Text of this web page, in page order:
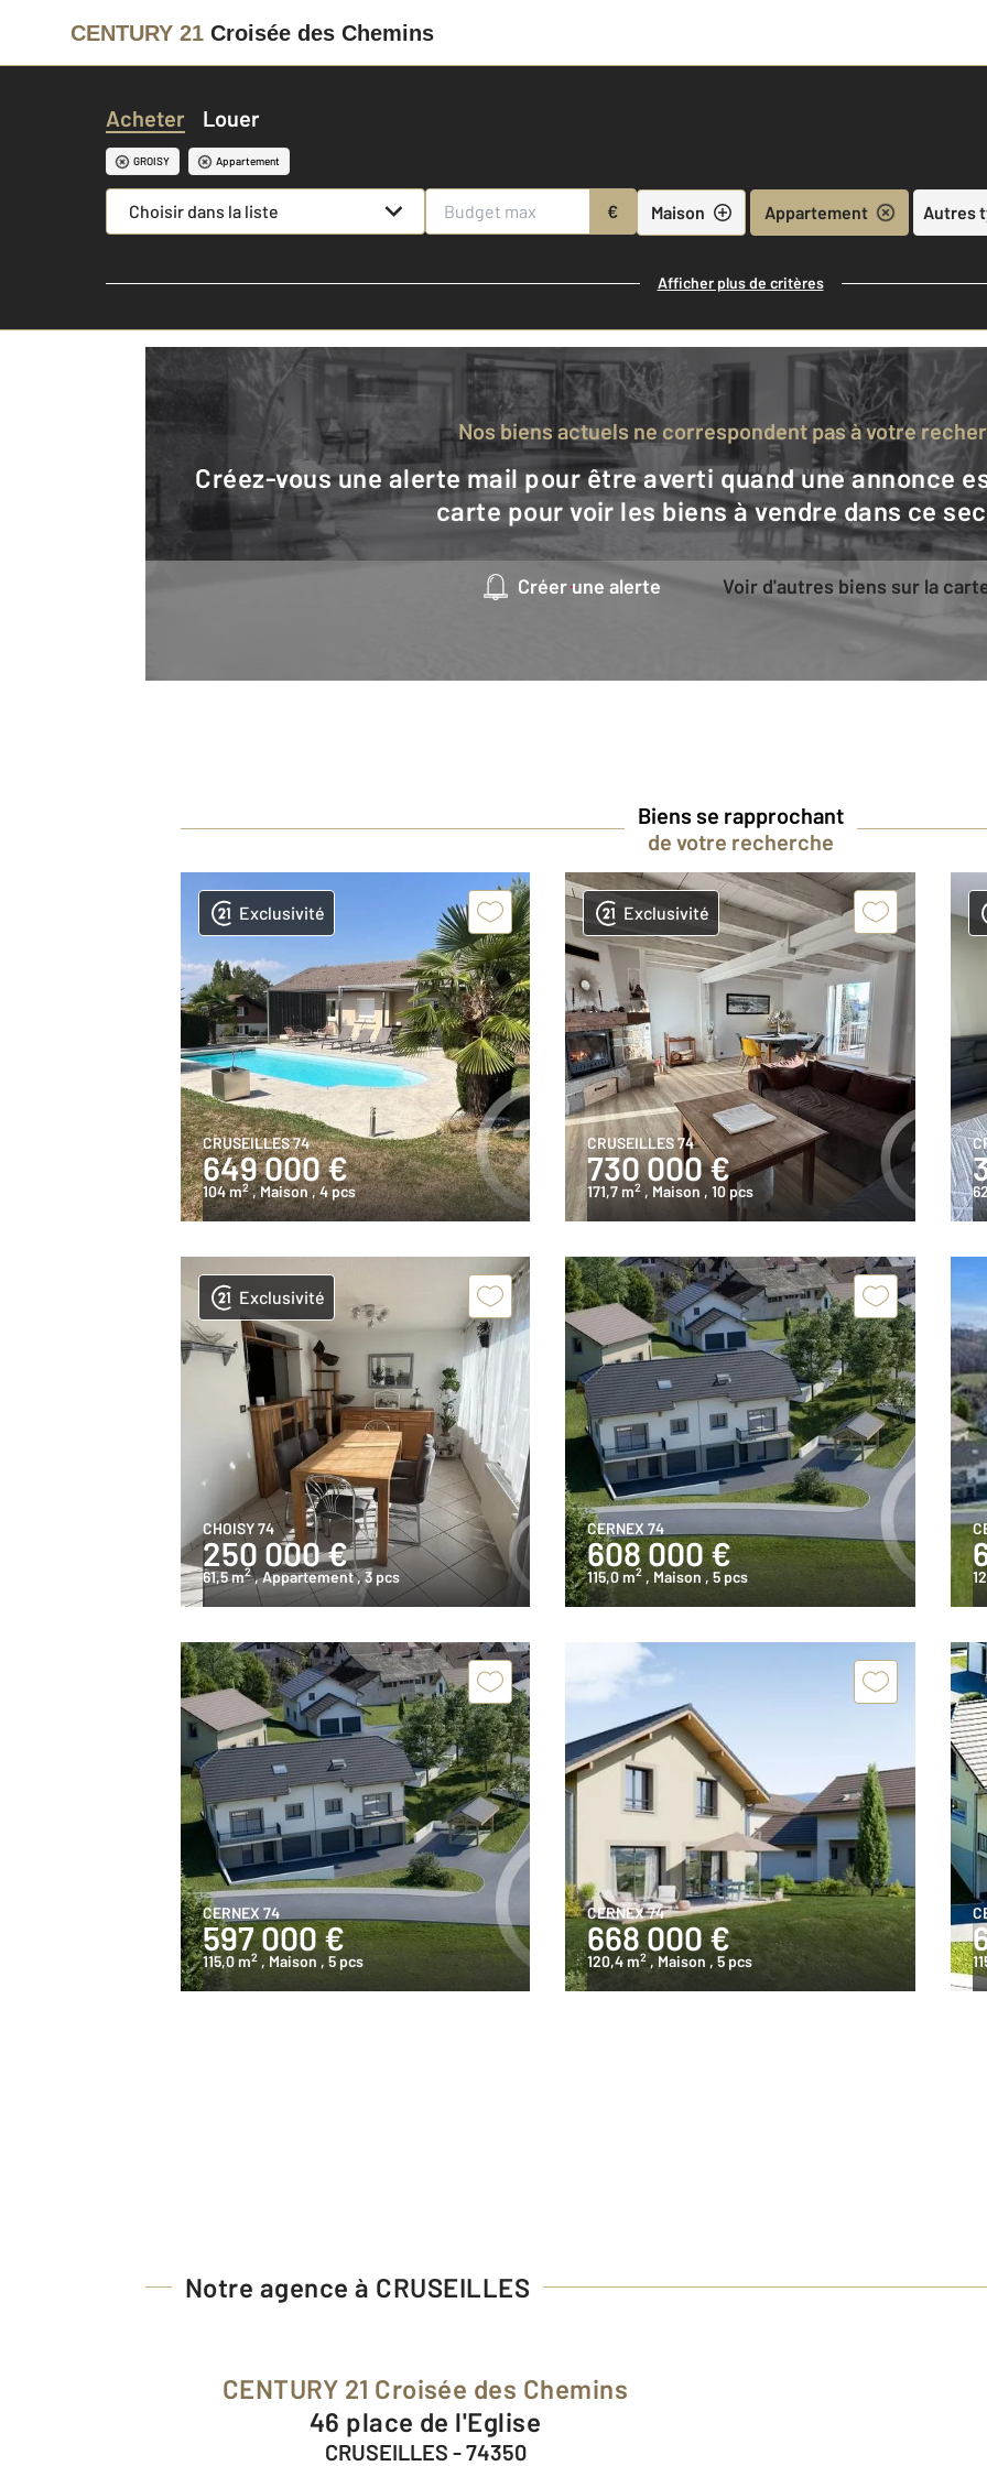
CENTURY 21 Croisée des Chemins
Acheter Louer
GROISY Appartement
Choisir dans la liste € Maison Appartement Autres
Afficher plus de critères
Nos biens actuels ne correspondent pas à votre
Créez-vous une alerte mail pour être averti quand une annonce est en ligne et consultez la
carte pour voir les biens à vendre dans ce
Créer une alerte Voir d'autres biens sur la
Biens se rapprochant
de votre recherche
Exclusivité
CRUSEILLES 74
649 000 €
104 m2 , Maison, 4 pcs
Exclusivité
CRUSEILLES 74
730 000 €
171,7 m2 , Maison , 10 pcs
Exclusivité
CHOISY 74
250 000 €
61,5 m2 , Appartement, 3 pcs
CERNEX 74
608 000 €
115,0 m2 , Maison , 5 pcs
CERNEX 74
597 000 €
115,0 m2 , Maison , 5 pcs
CERNEX 74
668 000 €
120,4 m2 , Maison , 5 pcs
Notre agence à CRUSEILLES
CENTURY 21 Croisée des Chemins
46 place de l'Eglise
CRUSEILLES - 74350